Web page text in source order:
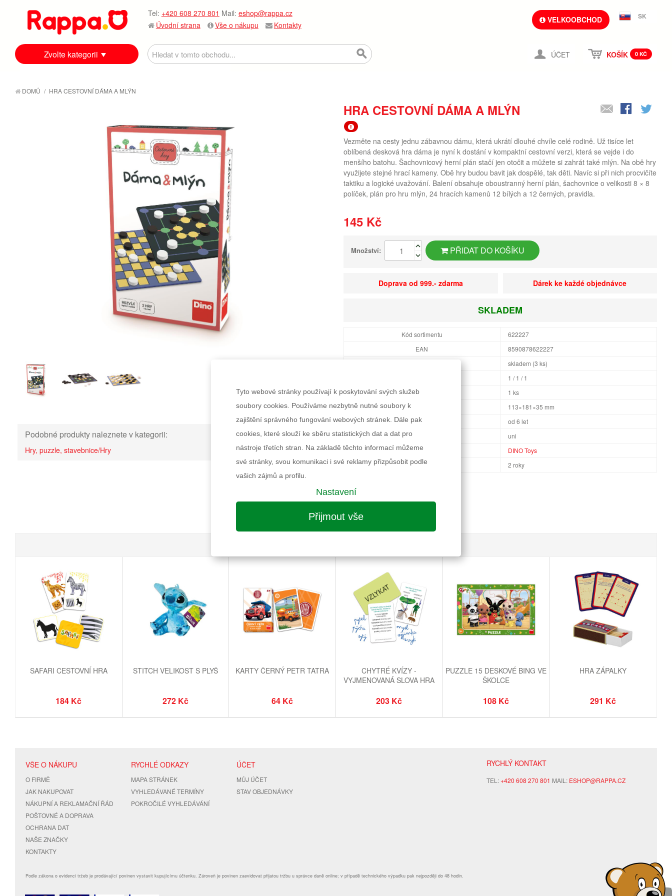
Tel: +420 608 270 801 Mail: eshop@rappa.cz
Úvodní strana
Vše o nákupu Kontakty
VELKOOBCHOD SK
ÚČET KOŠÍK 0 KČ
Zvolte kategorii
DOMŮ / HRA CESTOVNÍ DÁMA A MLÝN
Podobné produkty naleznete v kategorii:
Hry, puzzle, stavebnice/Hry
HRA CESTOVNÍ DÁMA A MLÝN
Vezměte na cesty jednu zábavnou dámu, která ukrátí dlouhé chvíle celé rodině. Už tisíce let
oblíbená desková hra dáma je nyní k dostání v kompaktní cestovní verzi, která se vejde i do
menšího batohu. Šachovnicový herní plán stačí jen otočit a můžete si zahrát také mlýn. Na obě hry
využijete stejné hrací kameny. Obě hry budou bavit jak dospělé, tak děti. Navíc si při nich procvičíte
taktiku a logické uvažování. Balení obsahuje oboustranný herní plán, šachovnice o velikosti 8 × 8
políček, plán pro hru mlýn, 24 hracích kamenů 12 bílých a 12 černých, pravidla.
145 Kč
Množství: PŘIDAT DO KOŠÍKU
Doprava od 999.- zdarma Dárek ke každé objednávce
SKLADEM
Kód sortimentu
622227
EAN
8590878622227
skladem (3 ks)
1 / 1 / 1
Minimální odběr
1 ks
Rozměry balení Š×V×H
113×181×35 mm
Doporučený věk
od 6 let
Pohlaví
uni
Výrobce
DINO Toys
Záruka
2 roky
SAFARI CESTOVNÍ HRA
184 Kč
STITCH VELIKOST S PLYŠ
272 Kč
KARTY ČERNÝ PETR TATRA
64 Kč
CHYTRÉ KVÍZY -
VYJMENOVANÁ SLOVA HRA
203 Kč
PUZZLE 15 DESKOVÉ BING VE
ŠKOLCE
108 Kč
HRA ZÁPALKY
291 Kč
RYCHLÝ KONTAKT
TEL:+420 608 270 801 MAIL: ESHOP@RAPPA.CZ
VŠE O NÁKUPU
O FIRMĚ
JAK NAKUPOVAT
NÁKUPNÍ A REKLAMAČNÍ ŘÁD
POŠTOVNÉ A DOPRAVA
OCHRANA DAT
NAŠE ZNAČKY
KONTAKTY
RYCHLÉ ODKAZY
MAPA STRÁNEK
VYHLEDÁVANÉ TERMÍNY
POKROČILÉ VYHLEDÁVÁNÍ
ÚČET
MŮJ ÚČET
STAV OBJEDNÁVKY
Podle zákona o evidenci tržeb je prodávající povinen vystavit kupujícímu účtenku. Zároveň je povinen zaevidovat přijatou tržbu u správce daně online; v případě technického výpadku pak nejpozději do 48 hodin.
Tyto webové stránky používají k poskytování svých služeb
soubory cookies. Používáme nezbytně nutné soubory k
zajištění správného fungování webových stránek. Dále pak
cookies, které slouží ke sběru statistických dat a dat pro
nástroje třetích stran. Na základě těchto informací můžeme
své stránky, svou komunikaci i své reklamy přizpůsobit podle
vašich zájmů a profilu.
Nastavení
Přijmout vše